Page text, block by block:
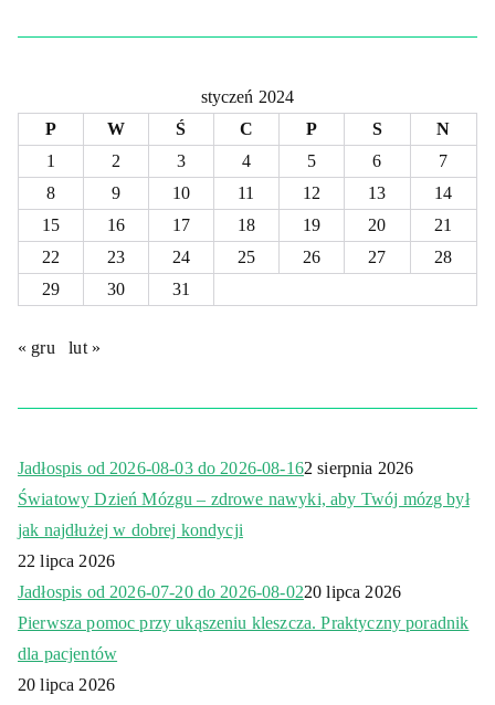
styczeń 2024
P
W Ś C P S
N
1
2 3 4 5 6
7
8
9 10 11 12 13
14
15
16 17 18 19 20
21
22
23 24 25 26 27
28
29
30 31
« gru lut »
Jadłospis od 2026-08-03 do 2026-08-162 sierpnia 2026
Światowy Dzień Mózgu – zdrowe nawyki, aby Twój mózg był
jak najdłużej w dobrej kondycji
22 lipca 2026
Jadłospis od 2026-07-20 do 2026-08-0220 lipca 2026
Pierwsza pomoc przy ukąszeniu kleszcza. Praktyczny poradnik
dla pacjentów
20 lipca 2026